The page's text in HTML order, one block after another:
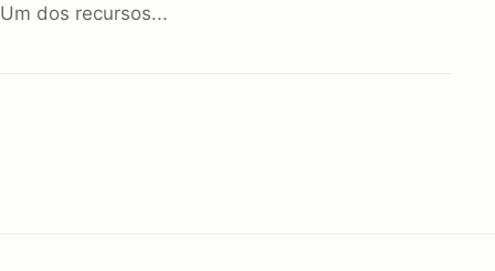
Um dos recursos...